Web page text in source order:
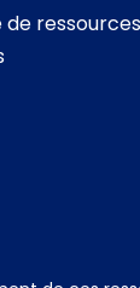
de ressources